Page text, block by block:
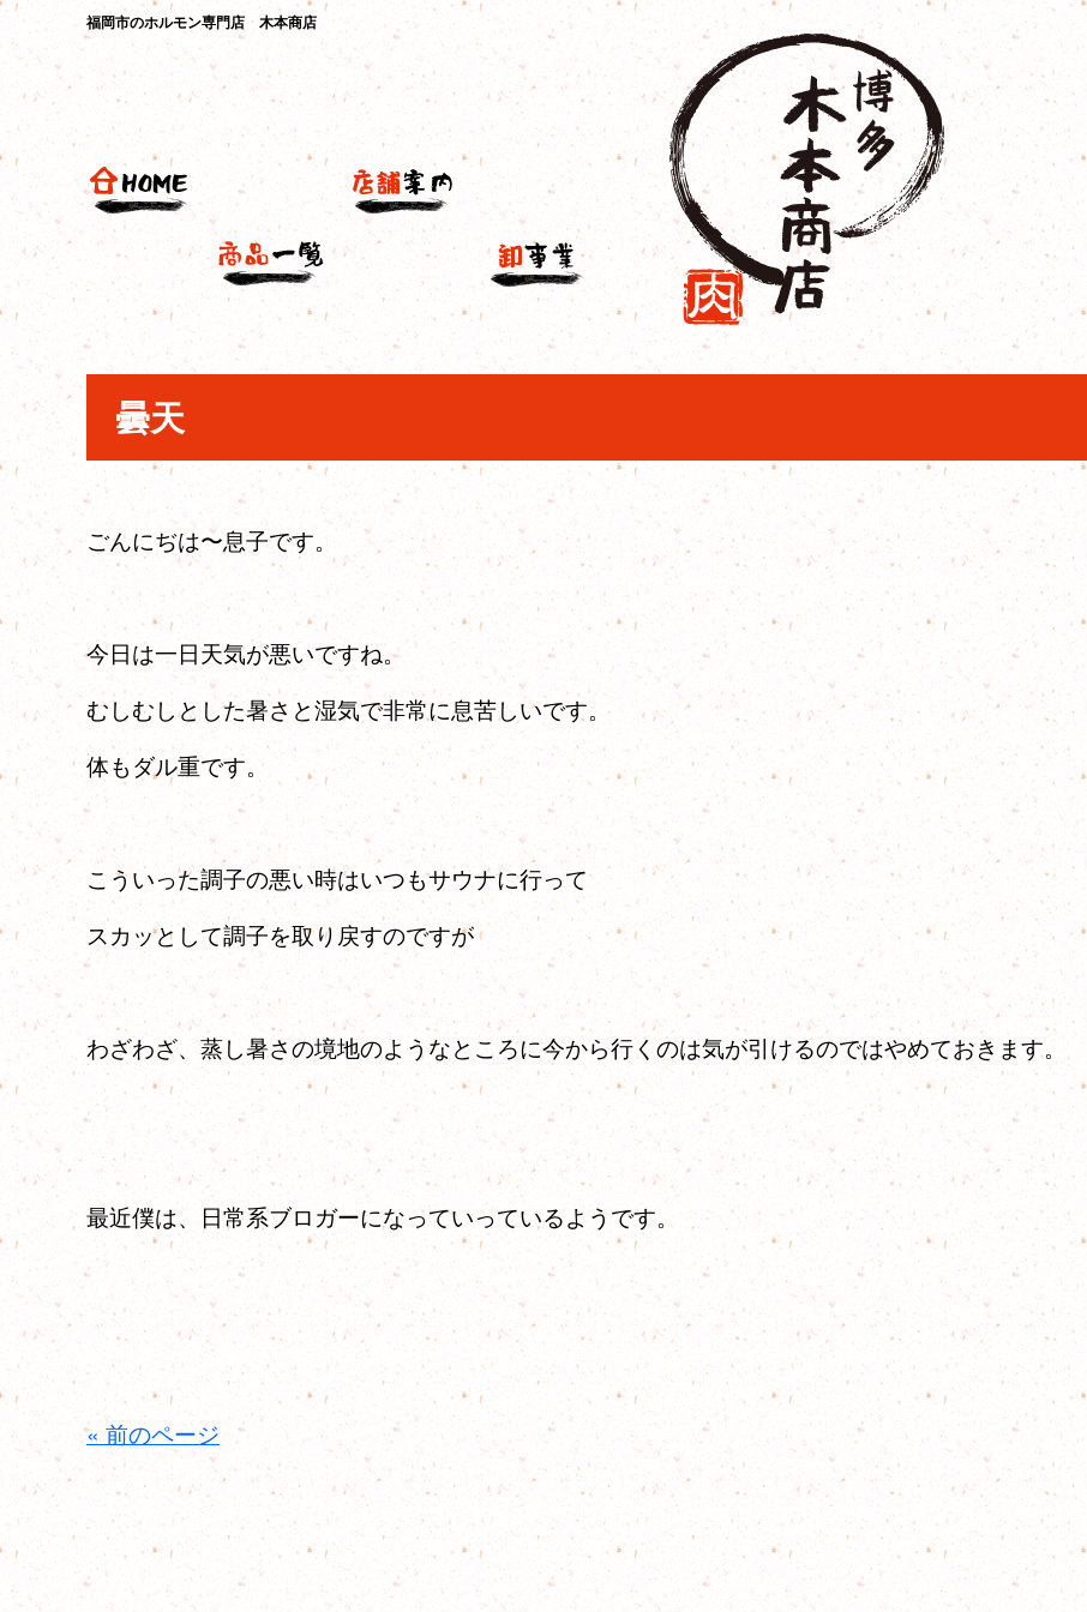
福岡市のホルモン専門店 木本商店
曇天
ごんにぢは〜息子です。
今日は一日天気が悪いですね。
むしむしとした暑さと湿気で非常に息苦しいです。
体もダル重です。
こういった調子の悪い時はいつもサウナに行って
スカッとして調子を取り戻すのですが
わざわざ、蒸し暑さの境地のようなところに今から行くのは気が引けるのではやめておきます。
最近僕は、日常系ブロガーになっていっているようです。
« 前のページ